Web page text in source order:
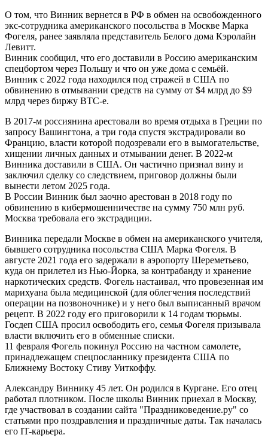
О том, что Винник вернется в РФ в обмен на освобожденного
экс-сотрудника американского посольства в Москве Марка
Фогеля, ранее заявляла представитель Белого дома Кэролайн
Левитт.
Винник сообщил, что его доставили в Россию американским
спецбортом через Польшу и что он уже дома с семьёй.
Винник с 2022 года находился под стражей в США по
обвинению в отмывании средств на сумму от $4 млрд до $9
млрд через биржу BTC-e.
В 2017-м россиянина арестовали во время отдыха в Греции по
запросу Вашингтона, а три года спустя экстрадировали во
Францию, власти которой подозревали его в вымогательстве,
хищении личных данных и отмывании денег. В 2022-м
Винника доставили в США. Он частично признал вину и
заключил сделку со следствием, приговор должны были
вынести летом 2025 года.
В России Винник был заочно арестован в 2018 году по
обвинению в кибермошенничестве на сумму 750 млн руб.
Москва требовала его экстрадиции.
Винника передали Москве в обмен на американского учителя,
бывшего сотрудника посольства США Марка Фогеля. В
августе 2021 года его задержали в аэропорту Шереметьево,
куда он прилетел из Нью-Йорка, за контрабанду и хранение
наркотических средств. Фогель настаивал, что провезенная им
марихуана была медицинской (для облегчения последствий
операции на позвоночнике) и у него был выписанный врачом
рецепт. В 2022 году его приговорили к 14 годам тюрьмы.
Госдеп США просил освободить его, семья Фогеля призывала
власти включить его в обменные списки.
11 февраля Фогель покинул Россию на частном самолете,
принадлежащем спецпосланнику президента США по
Ближнему Востоку Стиву Уиткоффу.
Александру Виннику 45 лет. Он родился в Кургане. Его отец
работал плотником. После школы Винник приехал в Москву,
где участвовал в создании сайта "Праздниковедение.ру" со
статьями про поздравления и праздничные даты. Так началась
его IT-карьера.